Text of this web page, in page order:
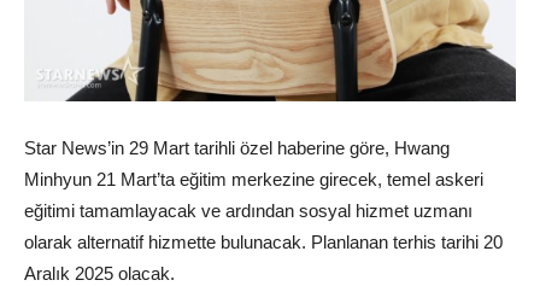
Star News’in 29 Mart tarihli özel haberine göre, Hwang
Minhyun 21 Mart’ta eğitim merkezine girecek, temel askeri
eğitimi tamamlayacak ve ardından sosyal hizmet uzmanı
olarak alternatif hizmette bulunacak. Planlanan terhis tarihi 20
Aralık 2025 olacak.